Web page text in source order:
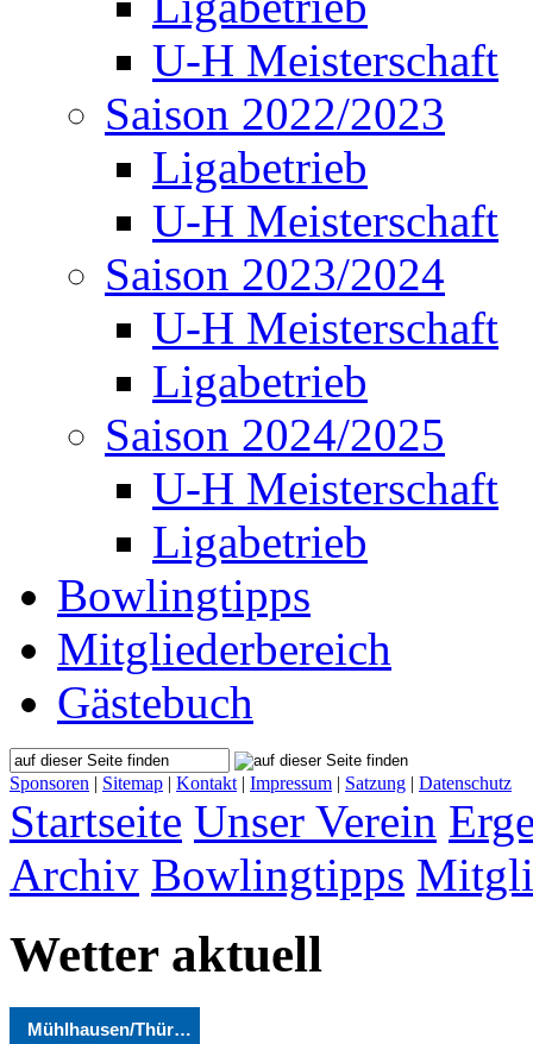
U-H Meisterschaft
Saison 2022/2023
Ligabetrieb
U-H Meisterschaft
Saison 2023/2024
U-H Meisterschaft
Ligabetrieb
Saison 2024/2025
U-H Meisterschaft
Ligabetrieb
Bowlingtipps
Mitgliederbereich
Gästebuch
Sponsoren | Sitemap | Kontakt | Impressum | Satzung | Datenschutz
Startseite Unser Verein
Archiv Bowlingtipps
Wetter aktuell
Mühlhausen/Thüringen